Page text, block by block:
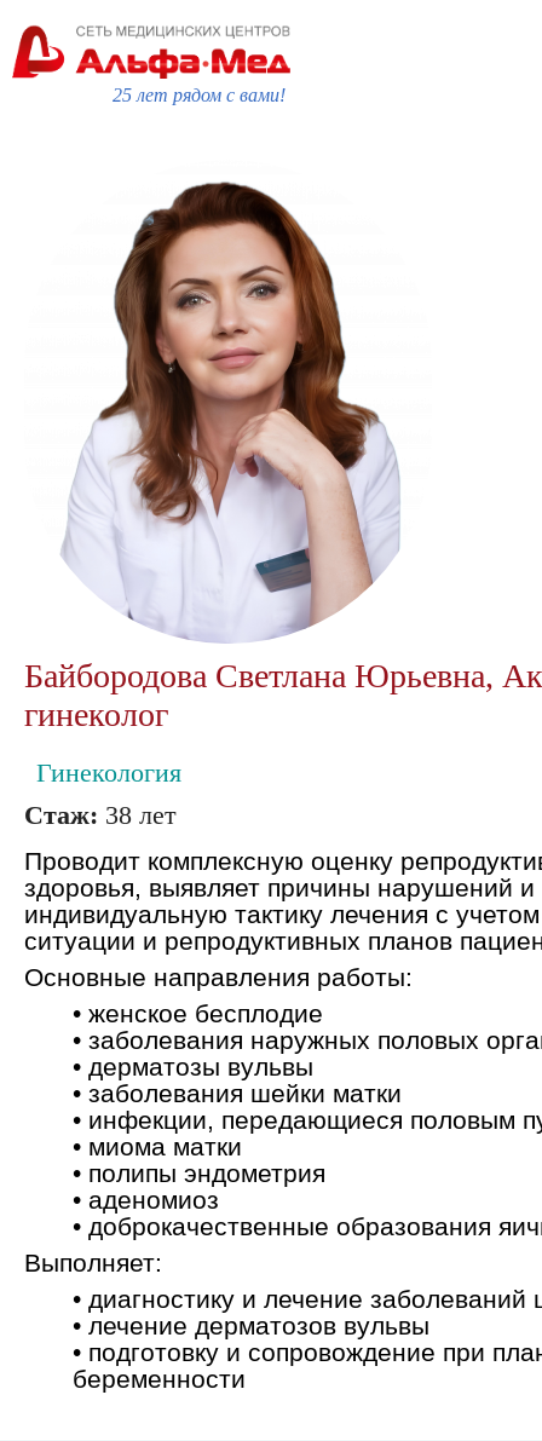
25 лет рядом с вами!
Байбородова Светлана Юрьевна,
гинеколог
Гинекология
Стаж: 38 лет
Проводит комплексную оценку
здоровья, выявляет причины нарушений и
индивидуальную тактику лечения с
ситуации и репродуктивных планов
Основные направления работы:
• женское бесплодие
• заболевания наружных половых
• дерматозы вульвы
• заболевания шейки матки
• инфекции, передающиеся половым
• миома матки
• полипы эндометрия
• аденомиоз
• доброкачественные образования
Выполняет:
• диагностику и лечение заболеваний
• лечение дерматозов вульвы
• подготовку и сопровождение при
беременности